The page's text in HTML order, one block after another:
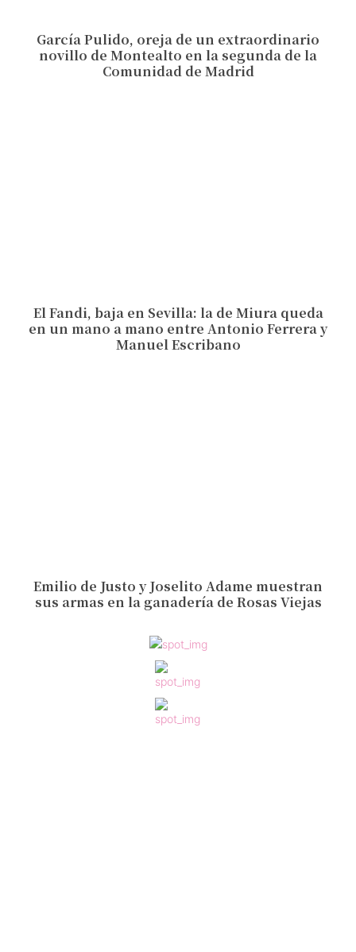
García Pulido, oreja de un extraordinario
novillo de Montealto en la segunda de la
Comunidad de Madrid
El Fandi, baja en Sevilla: la de Miura queda
en un mano a mano entre Antonio Ferrera y
Manuel Escribano
Emilio de Justo y Joselito Adame muestran
sus armas en la ganadería de Rosas Viejas